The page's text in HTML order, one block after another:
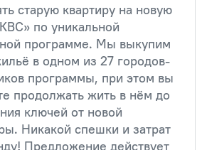
старую квартиру на новую
по уникальной
программе. Мы выкупим
в одном из 27 городов-
программы, при этом вы
продолжать жить в нём до
ключей от новой
Никакой спешки и затрат
Предложение действует